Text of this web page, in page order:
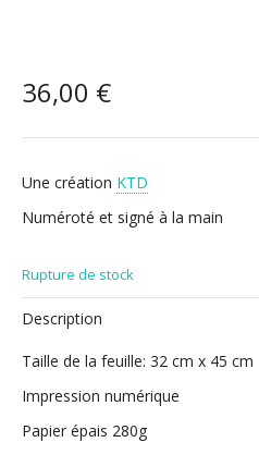
36,00 €
Une création KTD
Numéroté et signé à la main
Rupture de stock
Description
Taille de la feuille: 32 cm x 45 cm
Impression numérique
Papier épais 280g